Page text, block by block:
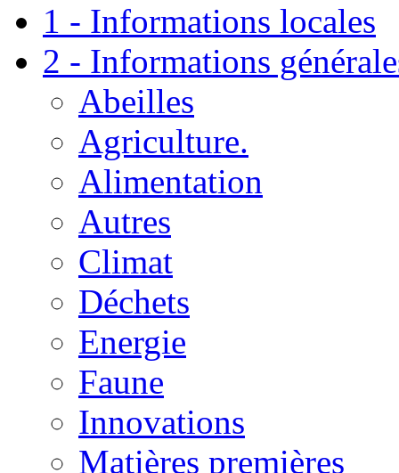
1 - Informations locales
2 - Informations
Abeilles
Agriculture.
Alimentation
Autres
Climat
Déchets
Energie
Faune
Innovations
Matières premières